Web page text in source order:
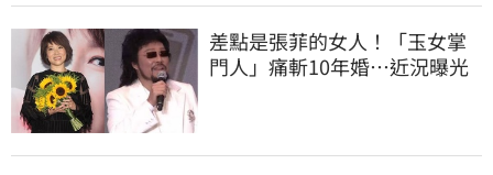
差點是張菲的女人！「玉女掌
門人」痛斬10年婚…近況曝光